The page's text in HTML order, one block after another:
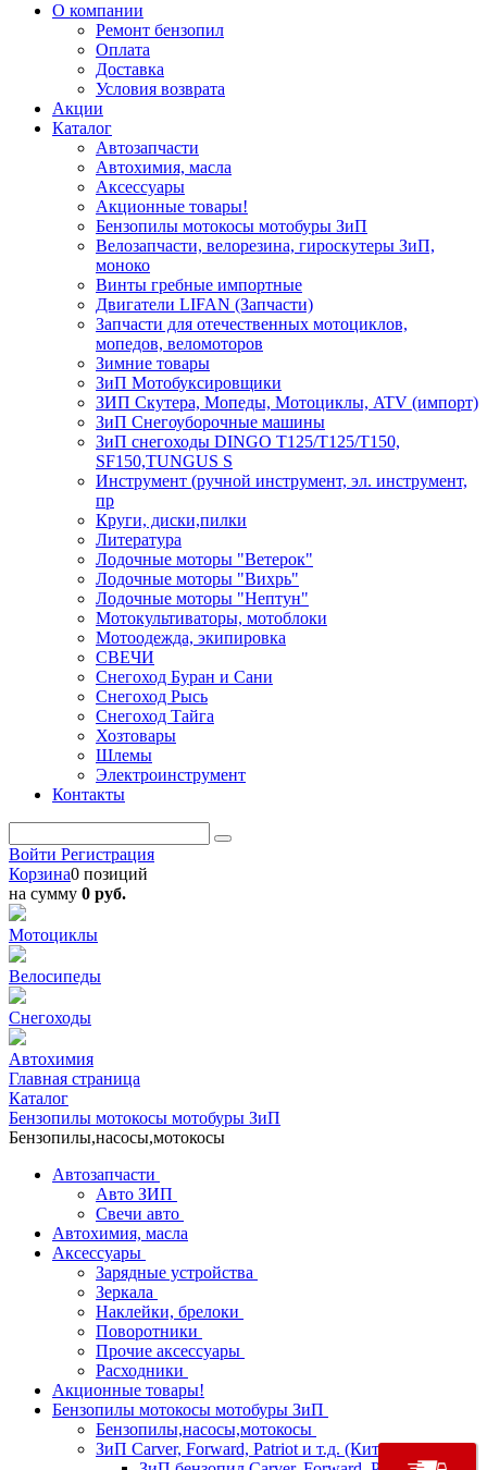
О компании
Ремонт бензопил
Оплата
Доставка
Условия возврата
Акции
Каталог
Автозапчасти
Автохимия, масла
Аксессуары
Акционные товары!
Бензопилы мотокосы мотобуры ЗиП
Велозапчасти, велорезина, гироскутеры ЗиП,
моноко
Винты гребные импортные
Двигатели LIFAN (Запчасти)
Запчасти для отечественных мотоциклов,
мопедов, веломоторов
Зимние товары
ЗиП Мотобуксировщики
ЗИП Скутера, Мопеды, Мотоциклы, ATV (импорт)
ЗиП Снегоуборочные машины
ЗиП снегоходы DINGO T125/T125/T150,
SF150,TUNGUS S
Инструмент (ручной инструмент, эл. инструмент,
пр
Круги, диски,пилки
Литература
Лодочные моторы "Ветерок"
Лодочные моторы "Вихрь"
Лодочные моторы "Нептун"
Мотокультиваторы, мотоблоки
Мотоодежда, экипировка
СВЕЧИ
Снегоход Буран и Сани
Снегоход Рысь
Снегоход Тайга
Хозтовары
Шлемы
Электроинструмент
Контакты
Войти Регистрация
Корзина0 позиций
на сумму 0 руб.
Мотоциклы
Велосипеды
Снегоходы
Автохимия
Главная страница
Каталог
Бензопилы мотокосы мотобуры ЗиП
Бензопилы,насосы,мотокосы
Автозапчасти
Авто ЗИП
Свечи авто
Автохимия, масла
Аксессуары
Зарядные устройства
Зеркала
Наклейки, брелоки
Поворотники
Прочие аксессуары
Расходники
Акционные товары!
Бензопилы мотокосы мотобуры ЗиП
Бензопилы,насосы,мотокосы
ЗиП Carver, Forward, Patriot и т.д. (Китай)